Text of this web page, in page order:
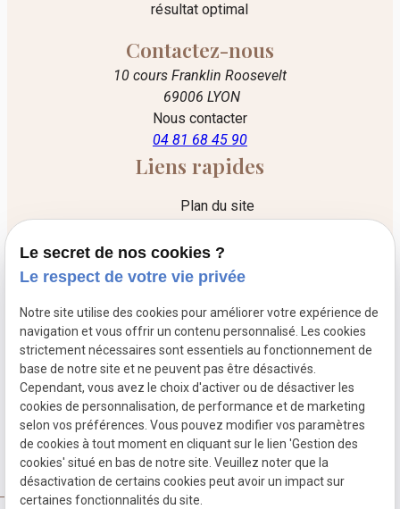
résultat optimal
Contactez-nous
10 cours Franklin Roosevelt
69006 LYON
Nous contacter
04 81 68 45 90
Liens rapides
Plan du site
Politique de confidentialité
Gestion des cookies
Liens utiles
Le cabinet
Les honoraires
L'acte d'avocat
Convention de procédure participative
Le secret de nos cookies ?
Le respect de votre vie privée
Notre site utilise des cookies pour améliorer votre expérience de
navigation et vous offrir un contenu personnalisé. Les cookies
strictement nécessaires sont essentiels au fonctionnement de
base de notre site et ne peuvent pas être désactivés.
Cependant, vous avez le choix d'activer ou de désactiver les
cookies de personnalisation, de performance et de marketing
selon vos préférences. Vous pouvez modifier vos paramètres
de cookies à tout moment en cliquant sur le lien 'Gestion des
cookies' situé en bas de notre site. Veuillez noter que la
désactivation de certains cookies peut avoir un impact sur
certaines fonctionnalités du site.